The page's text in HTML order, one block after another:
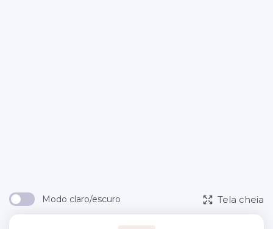
Modo claro/escuro Tela cheia